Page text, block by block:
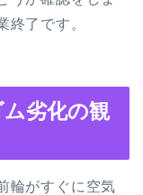
終了です。
劣化の観
輪がすぐに空気